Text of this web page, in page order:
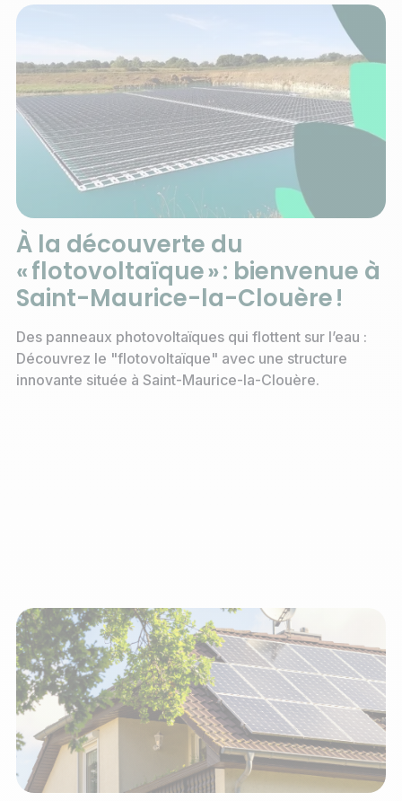
À la découverte du
« flotovoltaïque » : bienvenue à
Saint-Maurice-la-Clouère !
Des panneaux photovoltaïques qui flottent sur l’eau :
Découvrez le "flotovoltaïque" avec une structure
innovante située à Saint-Maurice-la-Clouère.